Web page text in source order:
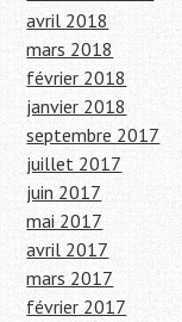
avril 2018
mars 2018
février 2018
janvier 2018
septembre 2017
juillet 2017
juin 2017
mai 2017
avril 2017
mars 2017
février 2017